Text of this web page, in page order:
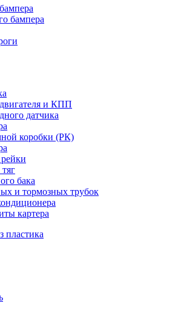
бампера
и КПП
датчика
коробки (РК)
бака
и тормозных трубок
картера
пластика